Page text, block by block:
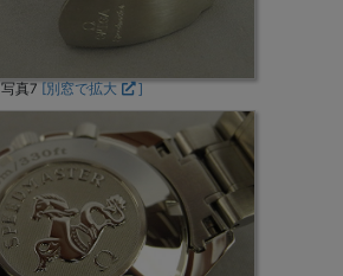
写真7 [別窓で拡大 ]